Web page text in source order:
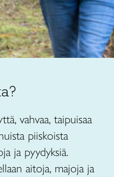
vahvaa, taipuisaa
piiskoista
ja pyydyksiä.
aitoja, majoja ja